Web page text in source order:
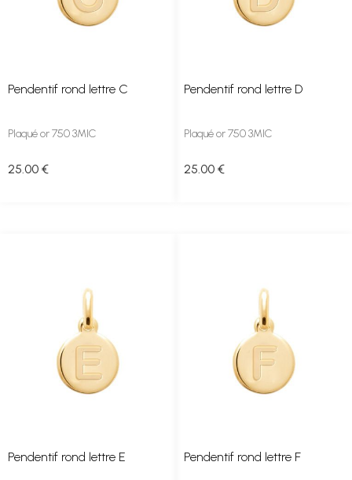
Pendentif rond lettre C
Plaqué or 750 3MIC
25 .00 €
Pendentif rond lettre D
Plaqué or 750 3MIC
25 .00 €
Pendentif rond lettre E Pendentif rond lettre F